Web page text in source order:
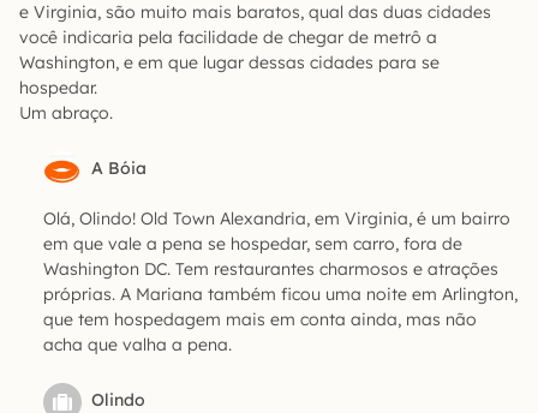
e Virginia, são muito mais baratos, qual das duas cidades
você indicaria pela facilidade de chegar de metrô a
Washington, e em que lugar dessas cidades para se
hospedar.
Um abraço.
A Bóia
Olá, Olindo! Old Town Alexandria, em Virginia, é um bairro
em que vale a pena se hospedar, sem carro, fora de
Washington DC. Tem restaurantes charmosos e atrações
próprias. A Mariana também ficou uma noite em Arlington,
que tem hospedagem mais em conta ainda, mas não
acha que valha a pena.
Olindo